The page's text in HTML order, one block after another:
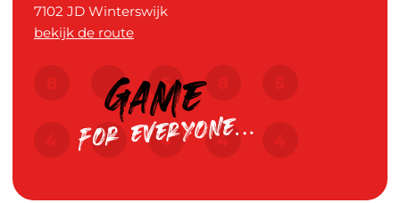
7102 JD Winterswijk
bekijk de route